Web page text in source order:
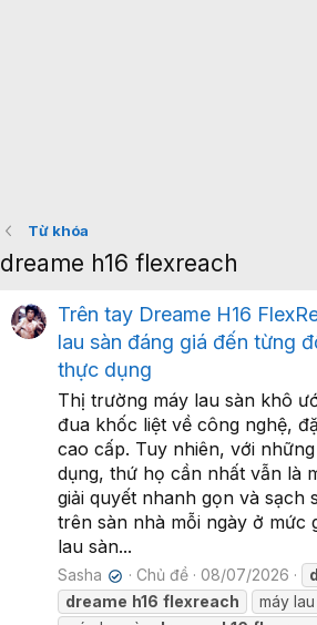
Từ khóa
dreame h16 flexreach
Trên tay Dreame H16
lau sàn đáng giá đến từng
thực dụng
Thị trường máy lau sàn khô
đua khốc liệt về công nghệ,
cao cấp. Tuy nhiên, với
dụng, thứ họ cần nhất vẫn là
giải quyết nhanh gọn và sạch
trên sàn nhà mỗi ngày ở mức
lau sàn...
Sasha ✔ Chủ đề 08/07/2026
dreame h16 flexreach máy